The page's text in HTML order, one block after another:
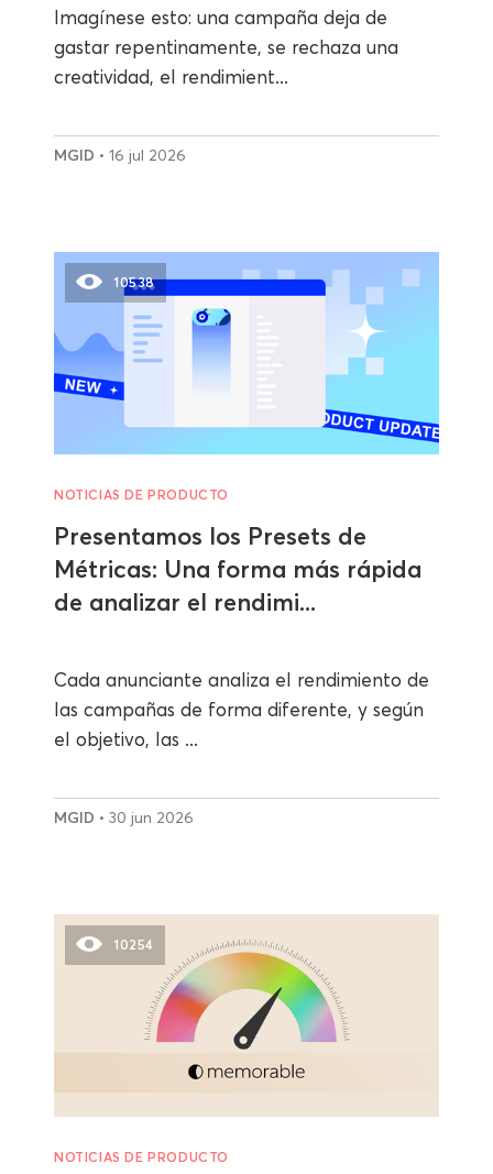
Imagínese esto: una campaña deja de
gastar repentinamente, se rechaza una
creatividad, el rendimient...
MGID • 16 jul 2026
10538
NOTICIAS DE PRODUCTO
Presentamos los Presets de
Métricas: Una forma más rápida
de analizar el rendimi...
Cada anunciante analiza el rendimiento de
las campañas de forma diferente, y según
el objetivo, las ...
MGID • 30 jun 2026
10254
NOTICIAS DE PRODUCTO